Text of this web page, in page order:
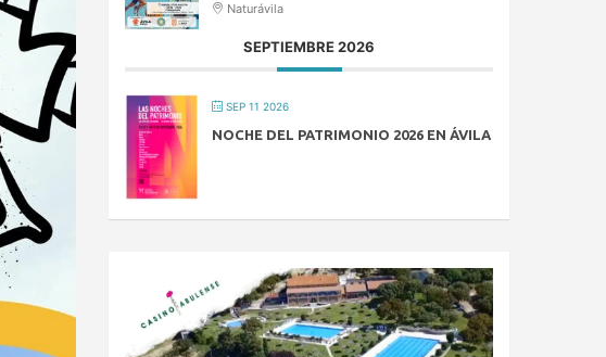
Naturávila
SEPTIEMBRE 2026
SEP 11 2026
NOCHE DEL PATRIMONIO 2026 EN ÁVILA